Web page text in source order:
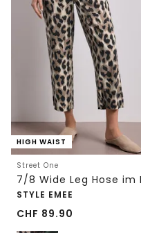
HIGH WAIST
Street One
STYLE EMEE
CHF 89.90